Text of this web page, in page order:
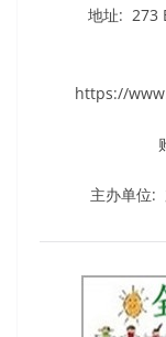
地址: 273
https://
主办单位: